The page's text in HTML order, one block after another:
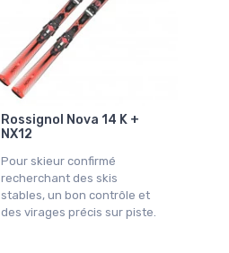
Rossignol Nova 14 K +
NX12
Pour skieur confirmé
recherchant des skis
stables, un bon contrôle et
des virages précis sur piste.